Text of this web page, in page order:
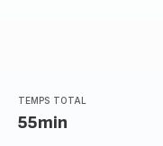
TEMPS TOTAL
55min